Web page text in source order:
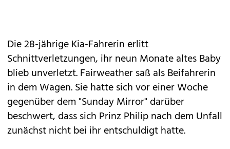
Die 28-jährige Kia-Fahrerin erlitt
Schnittverletzungen, ihr neun Monate altes Baby
blieb unverletzt. Fairweather saß als Beifahrerin
in dem Wagen. Sie hatte sich vor einer Woche
gegenüber dem "Sunday Mirror" darüber
beschwert, dass sich Prinz Philip nach dem Unfall
zunächst nicht bei ihr entschuldigt hatte.